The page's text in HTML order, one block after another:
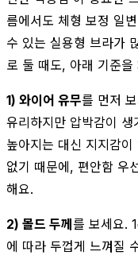
름에서도 체형 보정 일
수 있는 실용형 브라가
로 둘 때도, 아래 기준을
1) 와이어 유무를 먼저
유리하지만 압박감이
높아지는 대신 지지감
없기 때문에, 편안함 우
해요.
2) 몰드 두께를 보세요.
에 따라 두껍게 느껴질